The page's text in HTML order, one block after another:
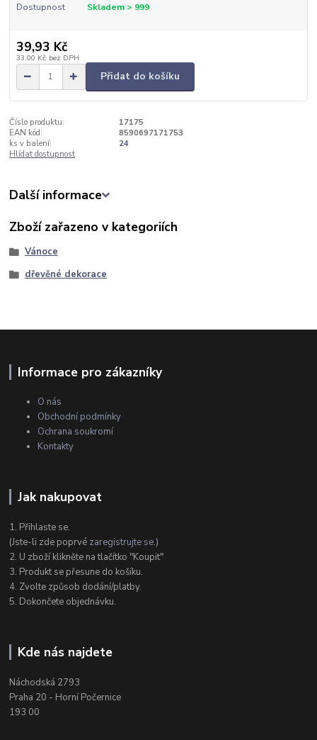
Dostupnost Skladem > 999
39,93 Kč
33,00 Kč bez DPH
Přidat do košíku
Číslo produktu:
17175
EAN kód:
8590697171753
ks v balení:
24
Hlídat dostupnost
Další informace
Zboží zařazeno v kategoriích
Vánoce
dřevěné dekorace
Informace pro zákazníky
O nás
Obchodní podmínky
Ochrana soukromí
Kontakty
Jak nakupovat
1. Přihlaste se.
(Jste-li zde poprvé zaregistrujte se.)
2. U zboží klikněte na tlačítko "Koupit"
3. Produkt se přesune do košíku.
4. Zvolte způsob dodání/platby.
5. Dokončete objednávku.
Kde nás najdete
Náchodská 2793
Praha 20 - Horní Počernice
193 00